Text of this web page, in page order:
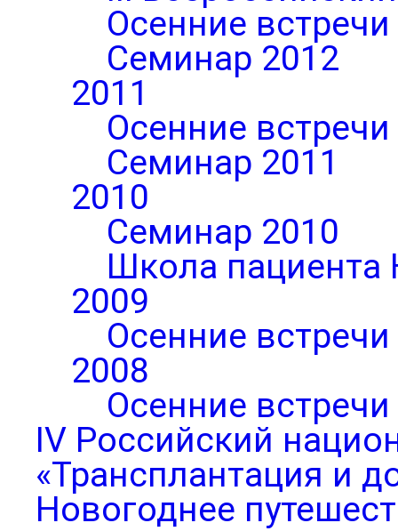
Осенние
Семинар 2012
2011
Осенние
Семинар 2011
2010
Семинар 2010
Школа пациента
2009
Осенние
2008
Осенние
IV Российский
«Трансплантация и
Новогоднее